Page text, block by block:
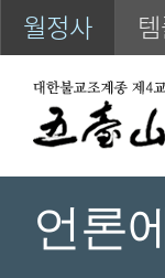
월정사
언론